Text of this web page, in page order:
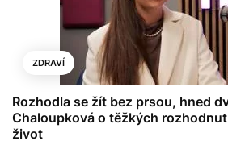
ZDRAVÍ
Rozhodla se žít bez prsou, hned
Chaloupková o těžkých
život